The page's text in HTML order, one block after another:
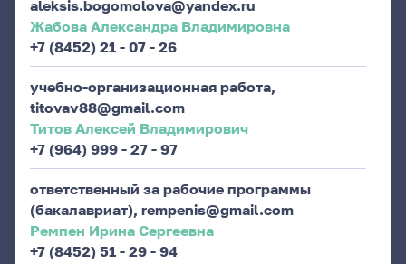
aleksis.bogomolova@yandex.ru
Жабова Александра Владимировна
+7 (8452) 21 - 07 - 26
учебно-организационная работа,
titovav88@gmail.com
Титов Алексей Владимирович
+7 (964) 999 - 27 - 97
ответственный за рабочие программы
(бакалавриат), rempenis@gmail.com
Ремпен Ирина Сергеевна
+7 (8452) 51 - 29 - 94